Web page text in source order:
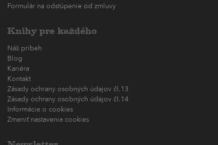
Formulár na odstúpenie od zmluvy
Knihy pre každého
Náš príbeh
Blog
Kariéra
Kontakt
Zásady ochrany osobných údajov čl.13
Zásady ochrany osobných údajov čl.14
Informácie o cookies
Zmeniť nastavenia cookies